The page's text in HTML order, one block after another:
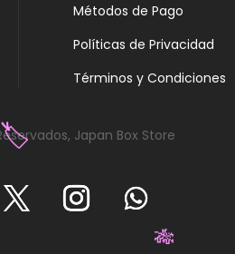
Métodos de Pago
Políticas de Privacidad
Términos y Condiciones
Japan Box Store
🏷️